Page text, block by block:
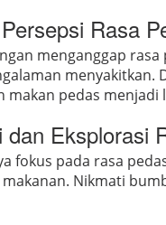
Rasa
menganggap
menyakitkan.
makan pedas menjadi
dan Eksplorasi
fokus pada rasa
Nikmati